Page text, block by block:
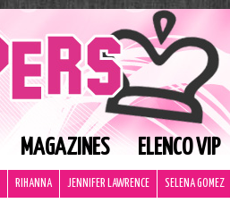
MAGAZINES ELENCO VIP
RIHANNA JENNIFER LAWRENCE SELENA GOMEZ